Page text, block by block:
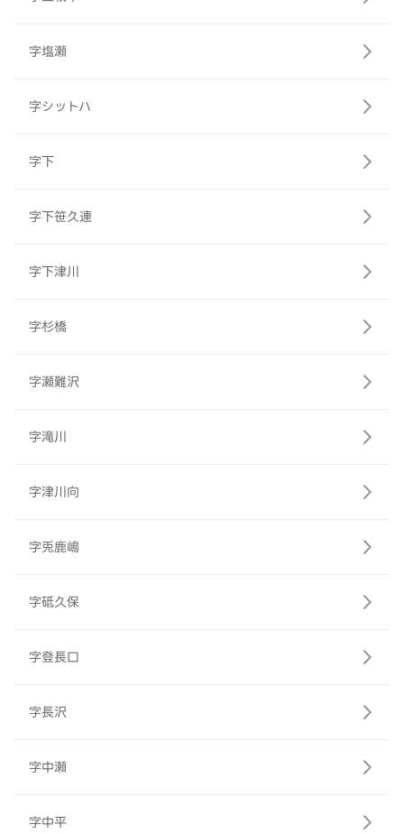
字塩瀬
字シットハ
字下
字下笹久連
字下津川
字杉橋
字瀬難沢
字滝川
字津川向
字兎鹿嶋
字砥久保
字登長口
字長沢
字中瀬
字中平